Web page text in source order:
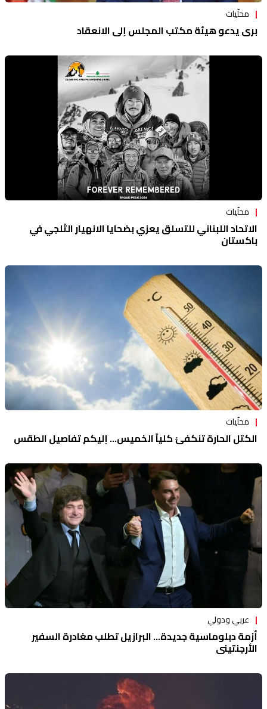
محلّيات
بري يدعو هيئة مكتب المجلس إلى الانعقاد
محلّيات
الاتحاد اللبناني للتسلق يعزي بضحايا الانهيار الثلجي في
باكستان
محلّيات
الكتل الحارة تنكفئ كلياً الخميس... إليكم تفاصيل الطقس
عربي ودولي
أزمة دبلوماسية جديدة... البرازيل تطلب مغادرة السفير
الأرجنتيني